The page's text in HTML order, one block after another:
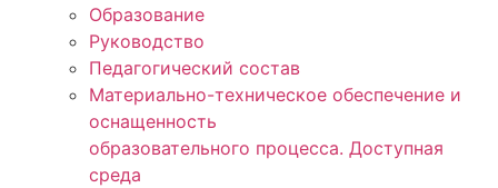
Образование
Руководство
Педагогический состав
Материально-техническое обеспечение и
оснащенность
образовательного процесса. Доступная
среда